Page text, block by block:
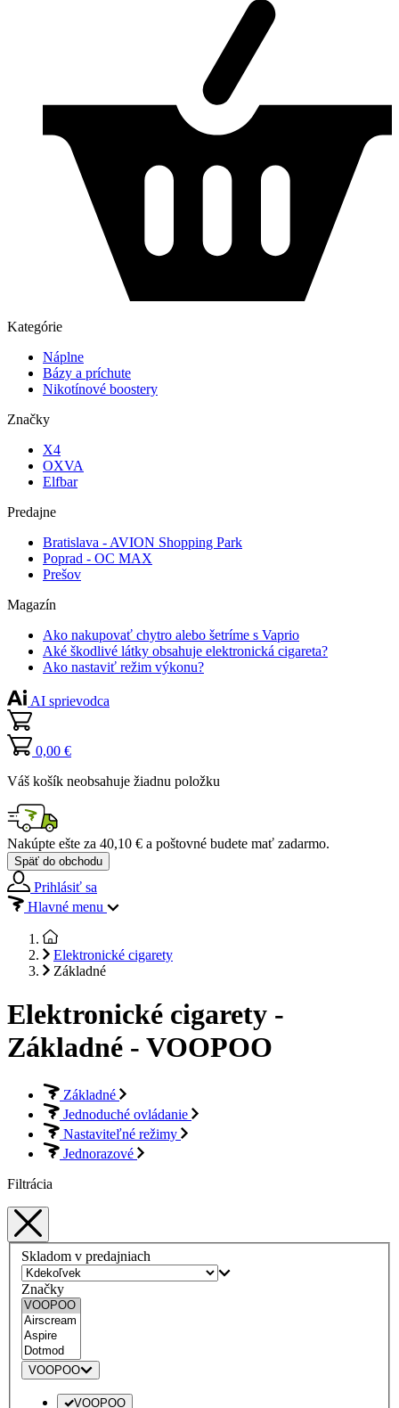
Kategórie
Náplne
Bázy a príchute
Nikotínové boostery
Značky
X4
OXVA
Elfbar
Predajne
Bratislava - AVION Shopping Park
Poprad - OC MAX
Prešov
Magazín
Ako nakupovať chytro alebo šetríme s Vaprio
Aké škodlivé látky obsahuje elektronická cigareta?
Ako nastaviť režim výkonu?
AI sprievodca
0,00 €
Váš košík neobsahuje žiadnu položku
Nakúpte ešte za 40,10 € a poštovné budete mať zadarmo.
Späť do obchodu
Prihlásiť sa
Hlavné menu
Elektronické cigarety
Základné
Elektronické cigarety -
Základné - VOOPOO
Základné
Jednoduché ovládanie
Nastaviteľné režimy
Jednorazové
Filtrácia
Skladom v predajniach
Značky
VOOPOO
VOOPOO